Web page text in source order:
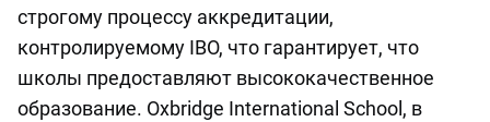
строгому процессу аккредитации,
контролируемому IBO, что гарантирует, что
школы предоставляют высококачественное
образование. Oxbridge International School, в